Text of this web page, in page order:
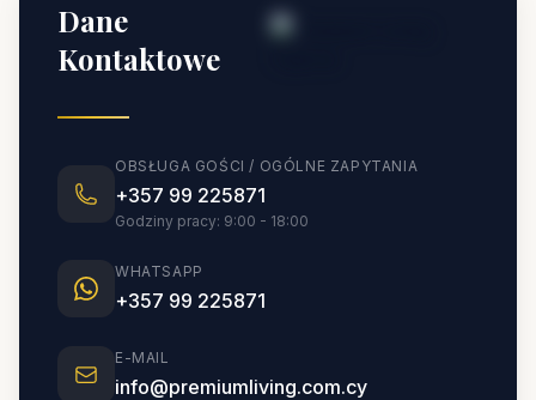
Dane
Kontaktowe
OBSŁUGA GOŚCI / OGÓLNE ZAPYTANIA
+357 99 225871
Godziny pracy: 9:00 - 18:00
WHATSAPP
+357 99 225871
E-MAIL
info@premiumliving.com.cy